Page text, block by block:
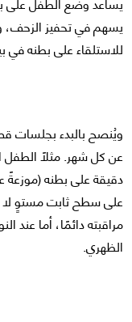
يسهم في تحفيز
للاستلقاء على بطنه في
دقيقة على بطنه
على سطح ثابت مستوٍ لا
مراقبته دائمًا، أما عند
الظهري.